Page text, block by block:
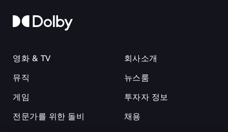
영화 & TV
뮤직
게임
전문가를 위한 돌비
회사소개
뉴스룸
투자자 정보
채용